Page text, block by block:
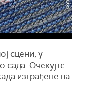
сцени, у
сада. Очекујте
изграђене на